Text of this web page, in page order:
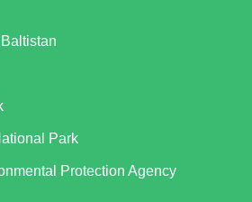
Park
Protection Agency